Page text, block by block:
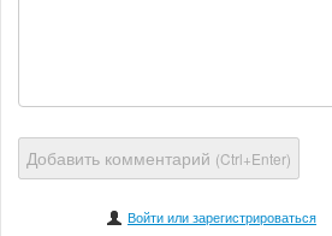
Добавить комментарий (Ctrl+Enter)
Войти или зарегистрироваться